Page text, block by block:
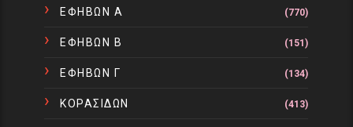
ΕΦΗΒΩΝ Α (770)
ΕΦΗΒΩΝ Β (151)
ΕΦΗΒΩΝ Γ (134)
ΚΟΡΑΣΙΔΩΝ (413)